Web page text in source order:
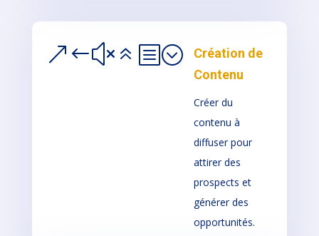
&#x6b;
Création de
Contenu
Créer du
contenu à
diffuser pour
attirer des
prospects et
générer des
opportunités.